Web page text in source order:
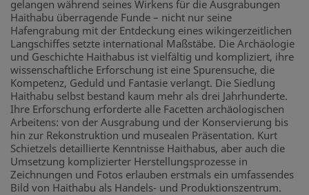
gelangen während seines Wirkens für die Ausgrabungen
Haithabu überragende Funde – nicht nur seine
Hafengrabung mit der Entdeckung eines wikingerzeitlichen
Langschiffes setzte international Maßstäbe. Die Archäologie
und Geschichte Haithabus ist vielfältig und kompliziert, ihre
wissenschaftliche Erforschung ist eine Spurensuche, die
Kompetenz, Geduld und Fantasie verlangt. Die Siedlung
Haithabu selbst bestand kaum mehr als drei Jahrhunderte.
Ihre Erforschung erforderte alle Facetten archäologischen
Arbeitens: von der Ausgrabung und der Konservierung bis
hin zur Rekonstruktion und musealen Präsentation. Kurt
Schietzels detaillierte Kenntnisse Haithabus, aber auch die
Umsetzung komplizierter Herstellungsprozesse in
Zeichnungen und Fotos erlauben erstmals ein umfassendes
Bild von Haithabu als Handels- und Produktionszentrum.